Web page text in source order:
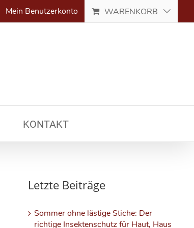
Mein Benutzerkonto WARENKORB
KONTAKT
Letzte Beiträge
Sommer ohne lästige Stiche: Der
richtige Insektenschutz für Haut, Haus